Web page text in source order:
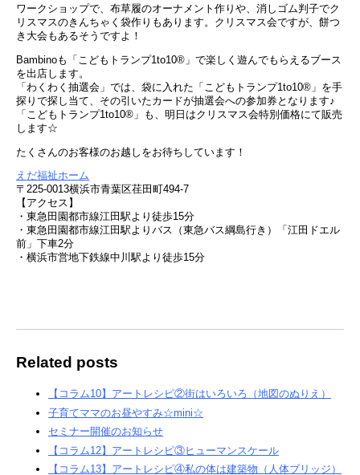
ワークショップで、布草履のオーナメント作りや、消しゴム判子でク
リスマスのきんちゃく袋作りもあります。クリスマス会ですが、餅つ
き大会もあるそうですよ！
Bambinoも「こどもトランプ1to10®」で楽しく遊んでもらえるブース
を出店します。
「わくわく抽選会」では、袋に入れた「こどもトランプ1to10®」を手
探りで探し当て、その引いたカードが抽選会への参加券となります♪
「こどもトランプ1to10®」も、明日はクリスマス会特別価格にて販売
します☆
たくさんのお客様のお越しをお待ちしています！
えだ福祉ホーム
〒225-0013横浜市青葉区荏田町494-7
【アクセス】
・東急田園都市線江田駅より徒歩15分
・東急田園都市線江田駅よりバス（東急バス綱島行き）「江田ドエル
前」下車2分
・横浜市営地下鉄線中川駅より徒歩15分
Related posts
【コラム10】アートレシピ②街はいろいろ（地図のぬりえ）
子育てママのお昼やすみ☆mini☆
セミナー開催のお知らせ
【コラム12】アートレシピ③ヒューマンスケール
【コラム13】アートレシピ④私の体は建築物（人体ブリッジ）